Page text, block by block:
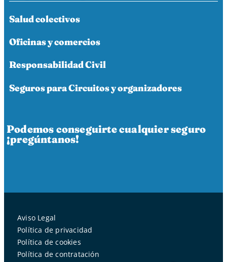
Salud colectivos
Oficinas y comercios
Responsabilidad Civil
Seguros para Circuitos y organizadores
Podemos conseguirte cualquier seguro
¡pregúntanos!
Aviso Legal
Política de privacidad
Política de cookies
Política de contratación